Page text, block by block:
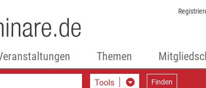
Themen
Tools Finden